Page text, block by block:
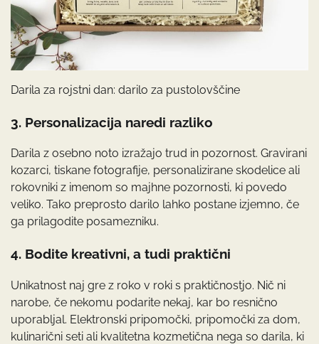
Darila za rojstni dan: darilo za pustolovščine
3. Personalizacija naredi razliko
Darila z osebno noto izražajo trud in pozornost. Gravirani
kozarci, tiskane fotografije, personalizirane skodelice ali
rokovniki z imenom so majhne pozornosti, ki povedo
veliko. Tako preprosto darilo lahko postane izjemno, če
ga prilagodite posamezniku.
4. Bodite kreativni, a tudi praktični
Unikatnost naj gre z roko v roki s praktičnostjo. Nič ni
narobe, če nekomu podarite nekaj, kar bo resnično
uporabljal. Elektronski pripomočki, pripomočki za dom,
kulinarični seti ali kvalitetna kozmetična nega so darila, ki